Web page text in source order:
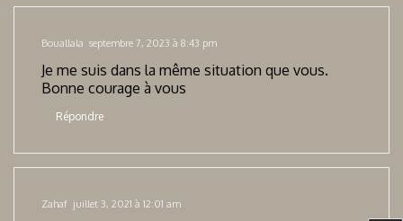
Bouallala septembre 7, 2023 à 8:43 pm
Je me suis dans la même situation que vous.
Bonne courage à vous
Répondre
Zahaf juillet 3, 2021 à 12:01 am